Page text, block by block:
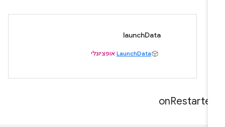
launchData
LaunchData אופציונלי
on